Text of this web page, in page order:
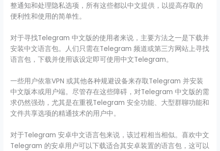
整通知和处理隐私选项，所有这些都以中文提供，以提高存取的
便利性和使用的简单性。
对于寻找Telegram 中文版的使用者来说，主要方法之一是下载并
安装中文语言包。人们只需在Telegram 频道或第三方网站上寻找
语言包，下载并使用该设定即可使用中文Telegram。
一些用户依靠VPN 或其他各种规避设备来存取Telegram 并安装
中文版本或用户端。尽管存在这些障碍，对Telegram 中文版的需
求仍然强劲，尤其是在重视Telegram 安全功能、大型群聊功能和
文件共享选项的精通技术的用户中。
对于Telegram 安卓中文语言包来说，该过程相当相似。喜欢中文
Telegram 的安卓用户可以下载适合其安卓装置的语言包，这可以